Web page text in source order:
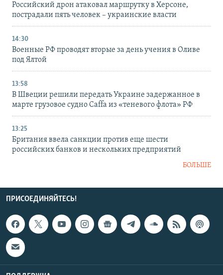
Российский дрон атаковал маршрутку в Херсоне,
пострадали пять человек – украинские власти
14:30
Военные РФ проводят вторые за день учения в Оливе
под Ялтой
13:58
В Швеции решили передать Украине задержанное в
марте грузовое судно Caffa из «теневого флота» РФ
13:25
Британия ввела санкции против еще шести
российских банков и нескольких предприятий
БОЛЬШЕ
ПРИСОЕДИНЯЙТЕСЬ!